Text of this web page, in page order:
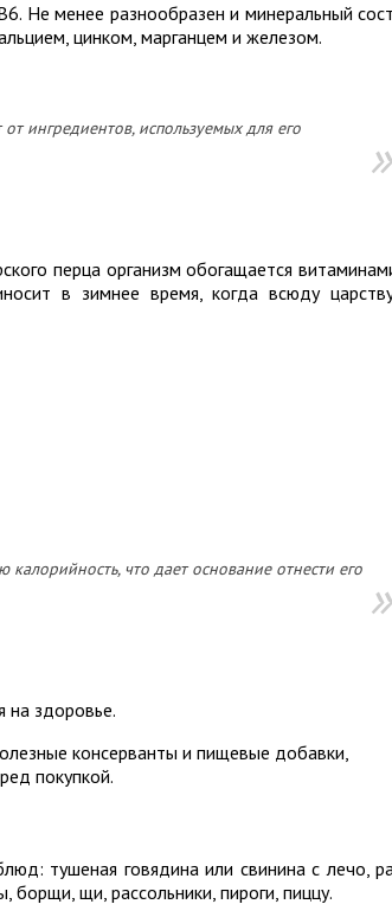
Не менее разнообразен и минеральный
цинком, марганцем и железом.
ингредиентов, используемых для его
перца организм обогащается
в зимнее время, когда всюду
что дает основание отнести его
на здоровье.
консерванты и пищевые добавки,
покупкой.
тушеная говядина или свинина с лечо,
щи, рассольники, пироги, пиццу.